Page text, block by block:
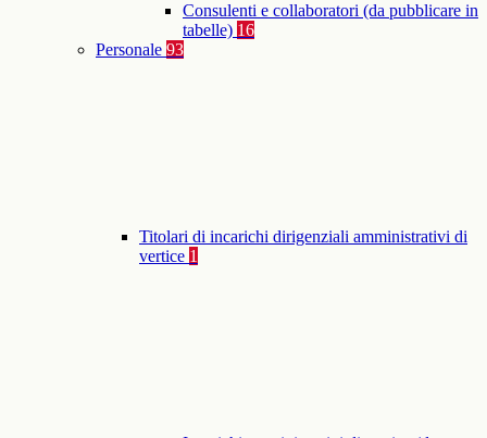
Consulenti e collaboratori (da pubblicare in
tabelle) 16
Personale 93
Titolari di incarichi dirigenziali amministrativi di
vertice 1